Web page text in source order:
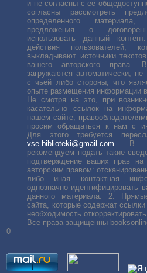
и не согласны с её
согласны рассмотреть
определенного
предложения о
использовать данный
действия пользователей,
выкладывают источники
вашего авторского
загружаются автоматически,
с чьей либо стороны, что
опыте размещения информации в
Не смотря на это, при
касательно ссылок на
нашем сайте,
просим обращаться к нам с
Для этого требуется
vse.biblioteki@gmail.com. В
рекомендуем подать такие
подтверждение ваших прав
авторским правом:
либо иная контактная
однозначно идентифицировать
данного материала. 2.
сайта, которые содержат
необходимость
Все права защищенны
0